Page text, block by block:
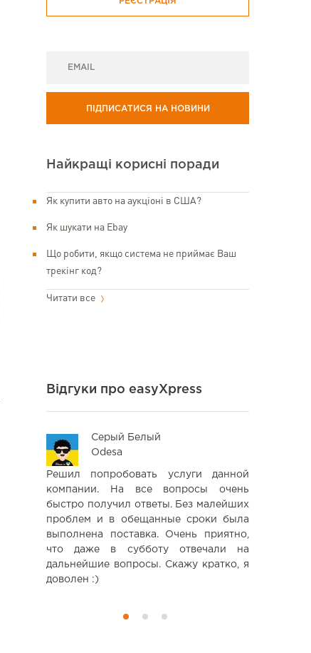
ПІДПИСАТИСЯ НА НОВИНИ
Найкращі корисні поради
Як купити авто на аукціоні в США?
Як шукати на Ebay
Що робити, якщо система не приймає Ваш
трекінг код?
Читати все
Відгуки про easyXpress
Серый Белый
Odesa
Решил попробовать услуги данной
компании. На все вопросы очень
быстро получил ответы. Без малейших
проблем и в обещанные сроки была
выполнена поставка. Очень приятно,
что даже в субботу отвечали на
дальнейшие вопросы. Скажу кратко, я
доволен :)